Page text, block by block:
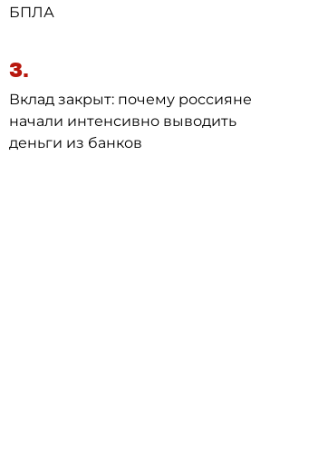
БПЛА
3.
Вклад закрыт: почему россияне
начали интенсивно выводить
деньги из банков